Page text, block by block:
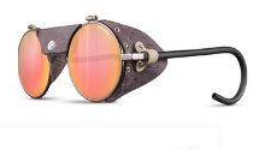
VERMONT
(SP3)-
Laiton
Marrón